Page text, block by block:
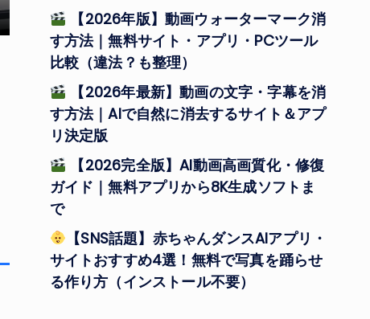
【2026年版】動画ウォーターマーク消
す方法｜無料サイト・アプリ・PCツール
比較（違法？も整理）
【2026年最新】動画の文字・字幕を消
す方法｜AIで自然に消去するサイト＆アプ
リ決定版
【2026完全版】AI動画高画質化・修復
ガイド｜無料アプリから8K生成ソフトま
で
【SNS話題】赤ちゃんダンスAIアプリ・
サイトおすすめ4選！無料で写真を踊らせ
る作り方（インストール不要）